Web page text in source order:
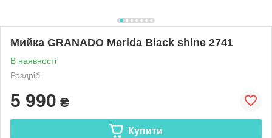
Мийка GRANADO Merida Black shine 2741
В наявності
Роздріб
5 990 ₴
Купити